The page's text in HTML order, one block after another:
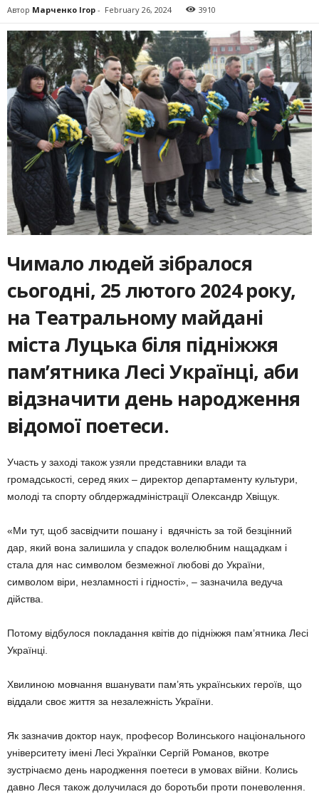
Автор Марченко Ігор - February 26, 2024 3910
Чимало людей зібралося
сьогодні, 25 лютого 2024 року,
на Театральному майдані
міста Луцька біля підніжжя
пам’ятника Лесі Українці, аби
відзначити день народження
відомої поетеси.
Участь у заході також узяли представники влади та
громадськості, серед яких – директор департаменту культури,
молоді та спорту облдержадміністрації Олександр Хвіщук.
«Ми тут, щоб засвідчити пошану і вдячність за той безцінний
дар, який вона залишила у спадок волелюбним нащадкам і
стала для нас символом безмежної любові до України,
символом віри, незламності і гідності», – зазначила ведуча
дійства.
Потому відбулося покладання квітів до підніжжя пам’ятника Лесі
Українці.
Хвилиною мовчання вшанувати пам’ять українських героїв, що
віддали своє життя за незалежність України.
Як зазначив доктор наук, професор Волинського національного
університету імені Лесі Українки Сергій Романов, вкотре
зустрічаємо день народження поетеси в умовах війни. Колись
давно Леся також долучилася до боротьби проти поневолення.